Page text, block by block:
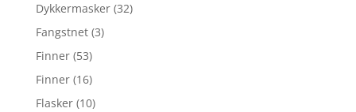
Dykkermasker (32)
Fangstnet (3)
Finner (53)
Finner (16)
Flasker (10)